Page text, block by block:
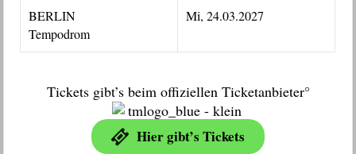
BERLIN
Tempodrom
Mi, 24.03.2027
Tickets gibt’s beim offiziellen Ticketanbieter°
Hier gibt’s Tickets